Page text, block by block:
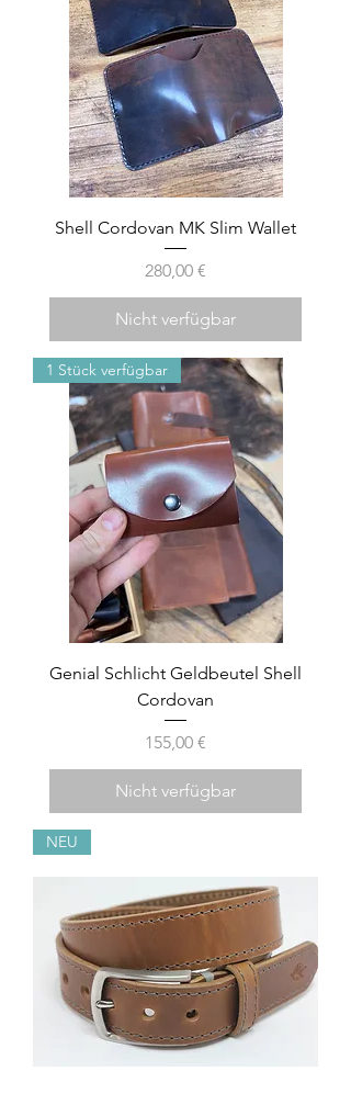
Shell Cordovan MK Slim Wallet
Preis
280,00 €
Nicht verfügbar
1 Stück verfügbar
Genial Schlicht Geldbeutel Shell
Cordovan
Preis
155,00 €
Nicht verfügbar
NEU